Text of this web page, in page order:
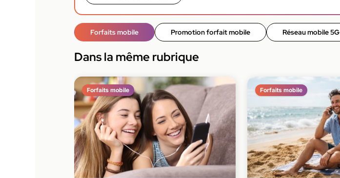
Forfaits mobile Promotion forfait mobile Réseau mobile 5G
Dans la même rubrique
Forfaits mobile Forfaits mobile